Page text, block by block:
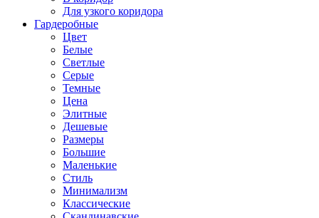
Для узкого коридора
Гардеробные
Цвет
Белые
Светлые
Серые
Темные
Цена
Элитные
Дешевые
Размеры
Большие
Маленькие
Стиль
Минимализм
Классические